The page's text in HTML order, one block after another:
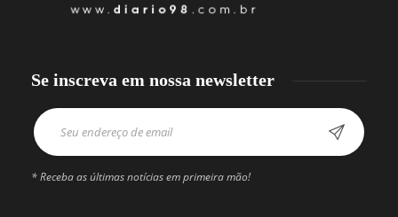
Se inscreva em nossa newsletter
* Receba as últimas notícias em primeira mão!